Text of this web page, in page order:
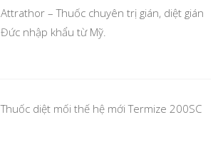
Attrathor – Thuốc chuyên trị gián, diệt gián
Đức nhập khẩu từ Mỹ.
Thuốc diệt mối thế hệ mới Termize 200SC